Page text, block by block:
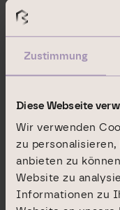
Zustimmung
Diese Webseite
Wir verwenden
zu
anbieten zu
Website zu
Informationen zu
zusammen.
Portfolio-
direkt. Diese
schafft die Basis
Steigerung von
Die DIC Asset
notiert und im